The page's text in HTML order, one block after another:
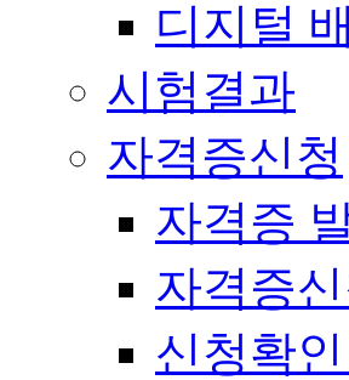
디지털
시험결과
자격증신청
자격증
자격증
신청확